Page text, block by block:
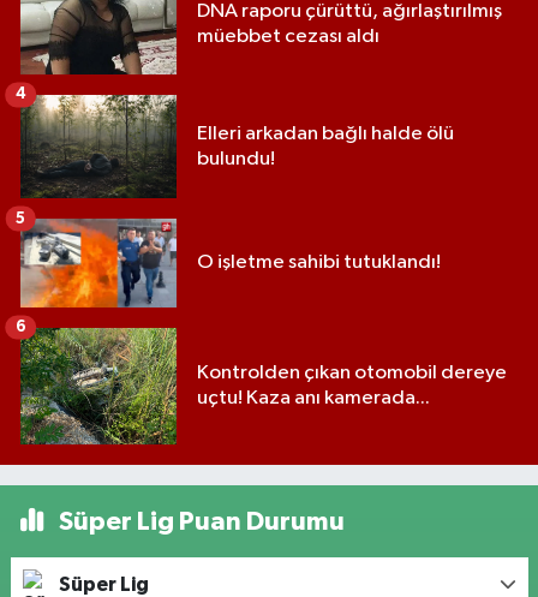
DNA raporu çürüttü, ağırlaştırılmış
müebbet cezası aldı
Elleri arkadan bağlı halde ölü
bulundu!
4
O işletme sahibi tutuklandı!
5
Kontrolden çıkan otomobil dereye
uçtu! Kaza anı kamerada...
6
Süper Lig Puan Durumu
Süper Lig